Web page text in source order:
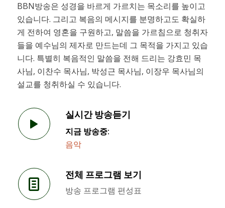
BBN방송은 성경을 바르게 가르치는 목소리를 높이고
있습니다. 그리고 복음의 메시지를 분명하고도 확실하
게 전하여 영혼을 구원하고, 말씀을 가르침으로 청취자
들을 예수님의 제자로 만드는데 그 목적을 가지고 있습
니다. 특별히 복음적인 말씀을 전해 드리는 강효민 목
사님, 이찬수 목사님, 박성근 목사님, 이장우 목사님의
설교를 청취하실 수 있습니다.
실시간 방송듣기
지금 방송중:
음악
전체 프로그램 보기
방송 프로그램 편성표